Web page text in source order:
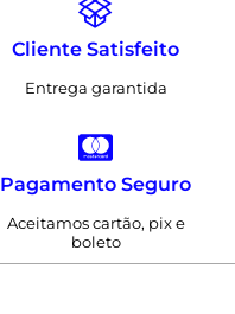
Cliente Satisfeito
Entrega garantida
Pagamento Seguro
Aceitamos cartão, pix e
boleto